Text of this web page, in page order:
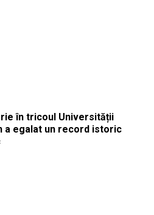
în tricoul Universității
a egalat un record istoric